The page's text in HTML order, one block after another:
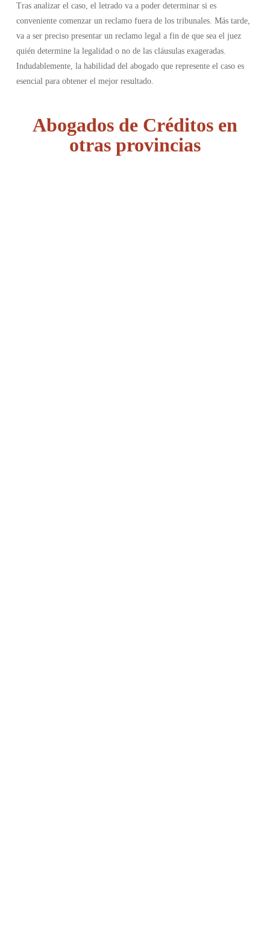
Tras analizar el caso, el letrado va a poder determinar si es
conveniente comenzar un reclamo fuera de los tribunales. Más tarde,
va a ser preciso presentar un reclamo legal a fin de que sea el juez
quién determine la legalidad o no de las cláusulas exageradas.
Indudablemente, la habilidad del abogado que represente el caso es
esencial para obtener el mejor resultado.
Abogados de Créditos en
otras provincias